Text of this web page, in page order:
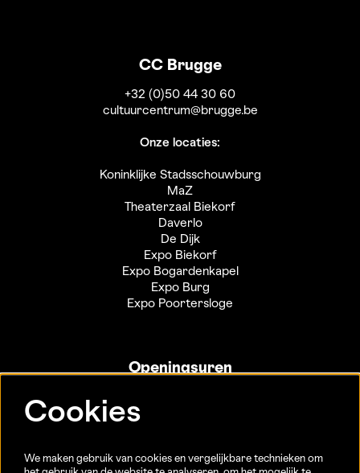
CC Brugge
+32 (0)50 44 30 60
cultuurcentrum@brugge.be
Onze locaties:
Koninklijke Stadsschouwburg
MaZ
Theaterzaal Biekorf
Daverlo
De Dijk
Expo Biekorf
Expo Bogardenkapel
Expo Burg
Expo Poortersloge
Openingsuren
Sint-Jakobsstraat 20
15/08)
Cookies
We maken gebruik van cookies en vergelijkbare technieken om